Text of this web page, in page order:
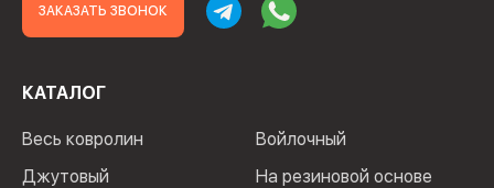
ЗАКАЗАТЬ ЗВОНОК
КАТАЛОГ
Весь ковролин
Джутовый
Войлочный
На резиновой основе